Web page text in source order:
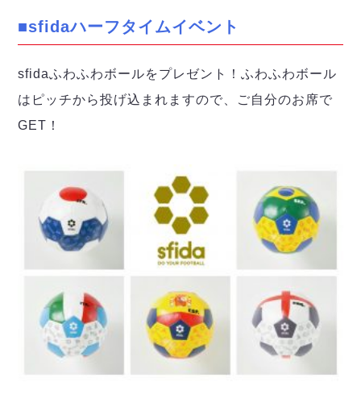
メットライフ生命Ｆリーグカップ 2026
試合日程・結果
大会概要
アリーナ情報
過去の記録
リガーレヴィア葛飾
ヴィンセドール白山
アグレミーナ浜松
デウソン神戸
ミラクルスマイル新居浜
記念ゴール
担当審判員
選手の通算記録（Ｆ１）
バルドラール浦安
フウガドールすみだ
しながわシティ
立川アスレティックFC
ペスカドーラ町田
湘南ベルマーレ
ボアルース長野
名古屋オーシャンズ
シュライカー大阪
ボルクバレット北九州
DIVISION02
FOLLOW US!
■sfidaハーフタイムイベント
sfidaふわふわボールをプレゼント！ふわふわボール
はピッチから投げ込まれますので、ご自分のお席で
GET！